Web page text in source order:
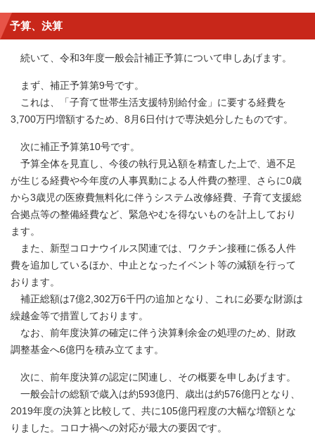
予算、決算
続いて、令和3年度一般会計補正予算について申しあげます。
まず、補正予算第9号です。
これは、「子育て世帯生活支援特別給付金」に要する経費を
3,700万円増額するため、8月6日付けで専決処分したものです。
次に補正予算第10号です。
予算全体を見直し、今後の執行見込額を精査した上で、過不足
が生じる経費や今年度の人事異動による人件費の整理、さらに0歳
から3歳児の医療費無料化に伴うシステム改修経費、子育て支援総
合拠点等の整備経費など、緊急やむを得ないものを計上しており
ます。
また、新型コロナウイルス関連では、ワクチン接種に係る人件
費を追加しているほか、中止となったイベント等の減額を行って
おります。
補正総額は7億2,302万6千円の追加となり、これに必要な財源は
繰越金等で措置しております。
なお、前年度決算の確定に伴う決算剰余金の処理のため、財政
調整基金へ6億円を積み立てます。
次に、前年度決算の認定に関連し、その概要を申しあげます。
一般会計の総額で歳入は約593億円、歳出は約576億円となり、
2019年度の決算と比較して、共に105億円程度の大幅な増額とな
りました。コロナ禍への対応が最大の要因です。